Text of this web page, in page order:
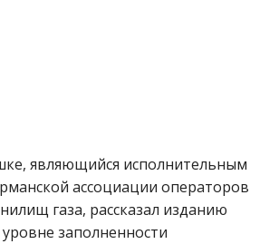
являющийся исполнительным
ассоциации операторов
газа, рассказал изданию
заполненности